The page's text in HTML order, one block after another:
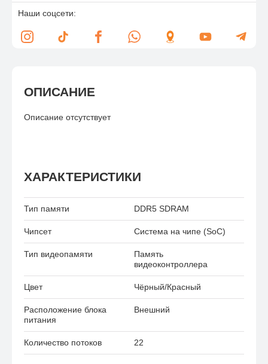
ОПИСАНИЕ
Описание отсутствует
ХАРАКТЕРИСТИКИ
Тип памяти DDR5 SDRAM
Чипсет Система на чипе (SoC)
Тип видеопамяти
Память
видеоконтроллера
Цвет Чёрный/Красный
Расположение блока
питания
Внешний
Количество потоков 22
Наши соцсети: